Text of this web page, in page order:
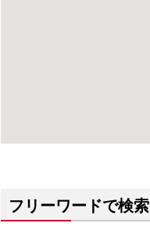
フリーワードで検索